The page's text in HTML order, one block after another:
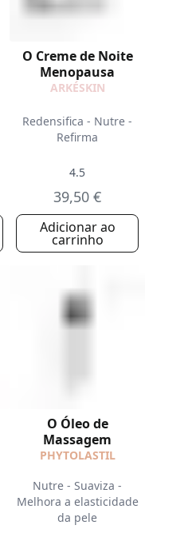
O Creme de Noite
Menopausa
ARKÉSKIN
Redensifica - Nutre -
Refirma
4.5
39,50 €
Adicionar ao
carrinho
O Óleo de
Massagem
PHYTOLASTIL
Nutre - Suaviza -
Melhora a elasticidade
da pele